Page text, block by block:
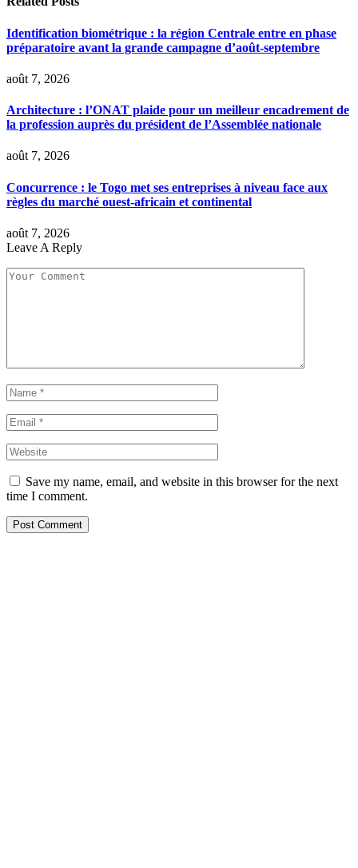
Identification biométrique : la région Centrale entre en phase
préparatoire avant la grande campagne d’août-septembre
août 7, 2026
Architecture : l’ONAT plaide pour un meilleur encadrement de
la profession auprès du président de l’Assemblée nationale
août 7, 2026
Concurrence : le Togo met ses entreprises à niveau face aux
règles du marché ouest-africain et continental
août 7, 2026
Leave A Reply
Save my name, email, and website in this browser for the next
time I comment.